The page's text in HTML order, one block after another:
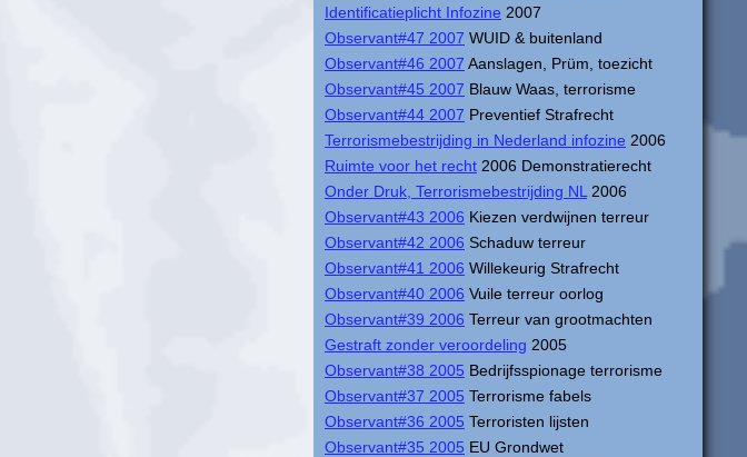
Identificatieplicht Infozine 2007
Observant#47 2007 WUID & buitenland
Observant#46 2007 Aanslagen, Prüm, toezicht
Observant#45 2007 Blauw Waas, terrorisme
Observant#44 2007 Preventief Strafrecht
Terrorismebestrijding in Nederland infozine 2006
Ruimte voor het recht 2006 Demonstratierecht
Onder Druk, Terrorismebestrijding NL 2006
Observant#43 2006 Kiezen verdwijnen terreur
Observant#42 2006 Schaduw terreur
Observant#41 2006 Willekeurig Strafrecht
Observant#40 2006 Vuile terreur oorlog
Observant#39 2006 Terreur van grootmachten
Gestraft zonder veroordeling 2005
Observant#38 2005 Bedrijfsspionage terrorisme
Observant#37 2005 Terrorisme fabels
Observant#36 2005 Terroristen lijsten
Observant#35 2005 EU Grondwet